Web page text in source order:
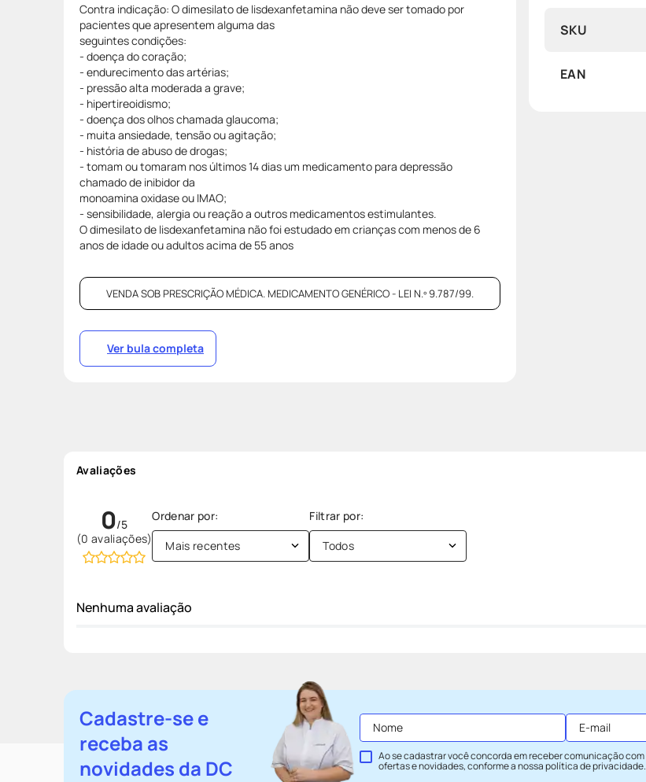
Contra indicação: O dimesilato de lisdexanfetamina não deve ser tomado por
pacientes que apresentem alguma das
seguintes condições:
- doença do coração;
- endurecimento das artérias;
- pressão alta moderada a grave;
- hipertireoidismo;
- doença dos olhos chamada glaucoma;
- muita ansiedade, tensão ou agitação;
- história de abuso de drogas;
- tomam ou tomaram nos últimos 14 dias um medicamento para depressão
chamado de inibidor da
monoamina oxidase ou IMAO;
- sensibilidade, alergia ou reação a outros medicamentos estimulantes.
O dimesilato de lisdexanfetamina não foi estudado em crianças com menos de 6
anos de idade ou adultos acima de 55 anos
VENDA SOB PRESCRIÇÃO MÉDICA. MEDICAMENTO GENÉRICO - LEI N.º 9.787/99.
Ver bula completa
SKU
EAN
Avaliações
0
(0 avaliações) Mais recentes Todos
Nenhuma avaliação
Cadastre-se e
receba as
novidades da DC
Ao se cadastrar você concorda em receber comunicação com
ofertas e novidades, conforme a nossapolítica de privacidade.